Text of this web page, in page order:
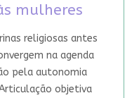
mulheres
religiosas antes
na agenda
pela autonomia
objetiva